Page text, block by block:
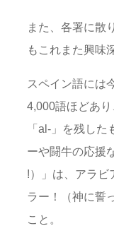
また、各署に散
もこれまた興味
スペイン語には
4,000語ほどあ
「al-」を残し
ーや闘牛の応援
!）」は、アラビ
ラー！（神に誓
こと。